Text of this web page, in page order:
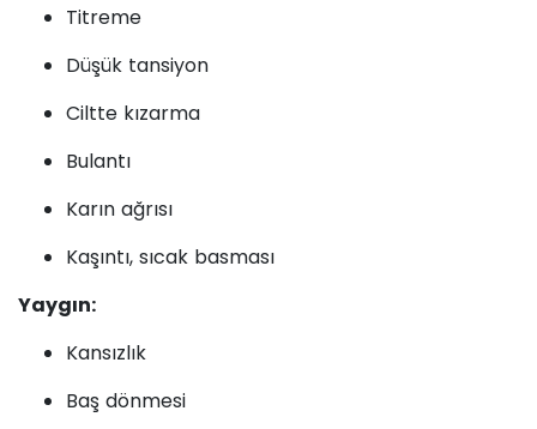
Titreme
Düşük tansiyon
Ciltte kızarma
Bulantı
Karın ağrısı
Kaşıntı, sıcak basması
Yaygın:
Kansızlık
Baş dönmesi